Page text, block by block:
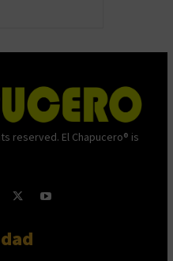
reserved. El Chapucero® is